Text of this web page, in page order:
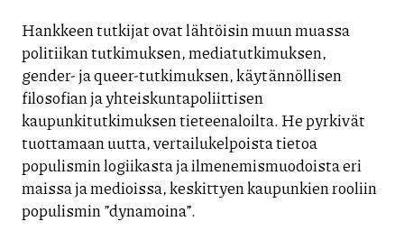
Hankkeen tutkijat ovat lähtöisin muun muassa
politiikan tutkimuksen, mediatutkimuksen,
gender- ja queer-tutkimuksen, käytännöllisen
filosofian ja yhteiskuntapoliittisen
kaupunkitutkimuksen tieteenaloilta. He pyrkivät
tuottamaan uutta, vertailukelpoista tietoa
populismin logiikasta ja ilmenemismuodoista eri
maissa ja medioissa, keskittyen kaupunkien rooliin
populismin ”dynamoina”.